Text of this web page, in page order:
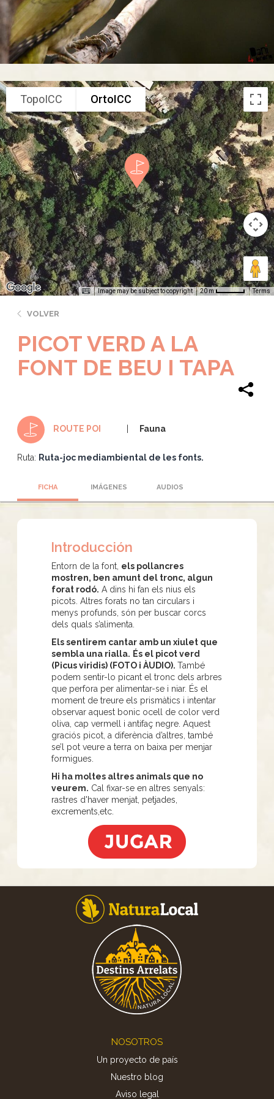
TopoICC OrtoICC
Image may be subject to copyright 20 m Terms
VOLVER
PICOT VERD A LA
FONT DE BEU I TAPA
ROUTE POI Fauna
Ruta: Ruta-joc mediambiental de les fonts.
FICHA IMÁGENES AUDIOS
Introducción
Entorn de la font, els pollancres
mostren, ben amunt del tronc, algun
forat rodó. A dins hi fan els nius els
picots. Altres forats no tan circulars i
menys profunds, són per buscar corcs
dels quals s’alimenta.
Els sentirem cantar amb un xiulet que
sembla una rialla. És el picot verd
(Picus viridis) (FOTO i ÀUDIO). També
podem sentir-lo picant el tronc dels arbres
que perfora per alimentar-se i niar. És el
moment de treure els prismàtics i intentar
observar aquest bonic ocell de color verd
oliva, cap vermell i antifaç negre. Aquest
graciós picot, a diferència d’altres, també
se’l pot veure a terra on baixa per menjar
formigues.
Hi ha moltes altres animals que no
veurem. Cal fixar-se en altres senyals:
rastres d'haver menjat, petjades,
excrements,etc.
NOSOTROS
Un proyecto de país
Nuestro blog
Aviso legal